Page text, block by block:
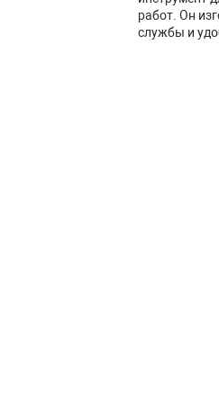
работ. Он
службы и